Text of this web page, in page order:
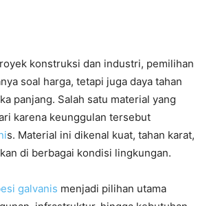
konstruksi dan industri, pemilihan
soal harga, tetapi juga daya tahan
panjang. Salah satu material yang
karena keunggulan tersebut
s. Material ini dikenal kuat, tahan karat,
di berbagai kondisi lingkungan.
galvanis menjadi pilihan utama